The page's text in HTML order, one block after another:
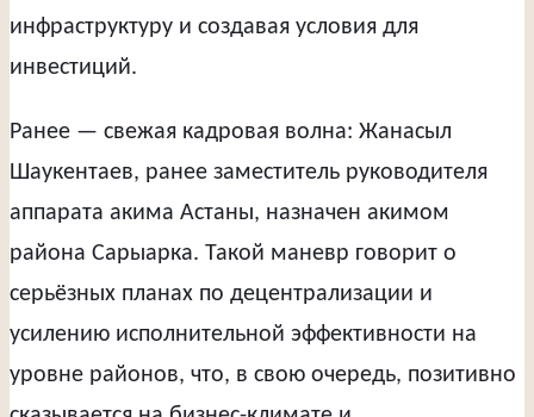
инфраструктуру и создавая условия для
инвестиций.
Ранее — свежая кадровая волна: Жанасыл
Шаукентаев, ранее заместитель руководителя
аппарата акима Астаны, назначен акимом
района Сарыарка. Такой маневр говорит о
серьёзных планах по децентрализации и
усилению исполнительной эффективности на
уровне районов, что, в свою очередь, позитивно